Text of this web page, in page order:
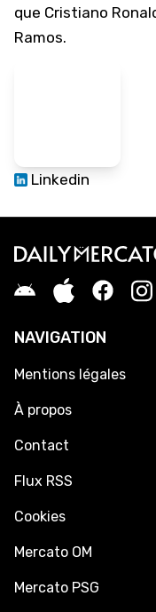
que Cristiano
Ramos.
Linkedin
NAVIGATION
Mentions légales
À propos
Contact
Flux RSS
Cookies
Mercato OM
Mercato PSG